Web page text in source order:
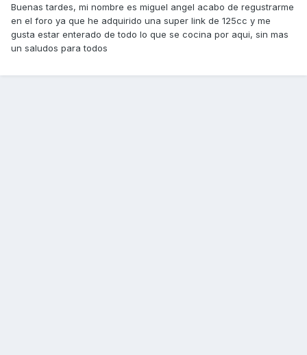
Buenas tardes, mi nombre es miguel angel acabo de regustrarme
en el foro ya que he adquirido una super link de 125cc y me
gusta estar enterado de todo lo que se cocina por aqui, sin mas
un saludos para todos